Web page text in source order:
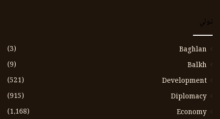
ټولي
Baghlan
(3)
Balkh
(9)
Development
(521)
Diplomacy
(915)
Economy
(1،168)